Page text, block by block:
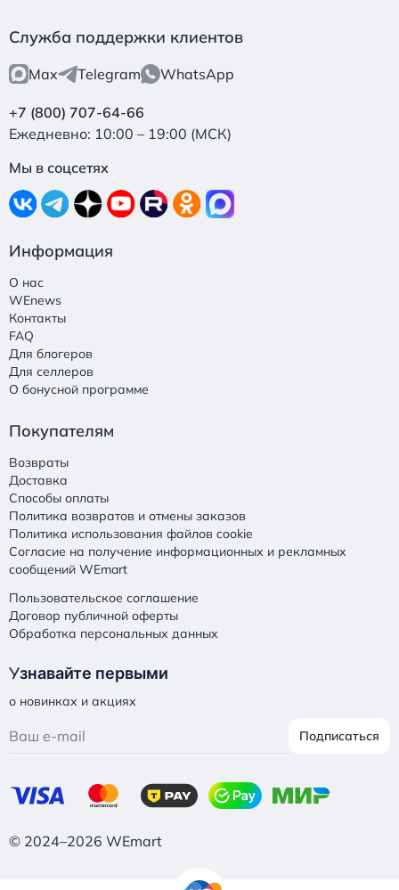
Служба поддержки клиентов
Max Telegram WhatsApp
+7 (800) 707-64-66
Ежедневно: 10:00 – 19:00 (МСК)
Мы в соцсетях
Информация
О нас
WEnews
Контакты
FAQ
Для блогеров
Для селлеров
О бонусной программе
Покупателям
Возвраты
Доставка
Способы оплаты
Политика возвратов и отмены заказов
Политика использования файлов cookie
Согласие на получение информационных и рекламных
сообщений WEmart
Пользовательское соглашение
Договор публичной оферты
Обработка персональных данных
Узнавайте первыми
о новинках и акциях
Подписаться
© 2024–2026 WEmart